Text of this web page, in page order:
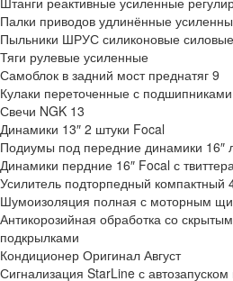
Палки приводов удлинённые
Пыльники ШРУС силиконовые силовые
Тяги рулевые усиленные
Самоблок в задний мост преднатяг 9
Кулаки переточенные с
Свечи NGK 13
Динамики 13″ 2 штуки Focal
Подиумы под передние динамики 16″
Динамики пердние 16″ Focal с
Усилитель подторпедный компактный
Шумоизоляция полная с моторным
Антикорозийная обработка со
подкрылками
Кондиционер Оригинал Август
Сигнализация StarLine с